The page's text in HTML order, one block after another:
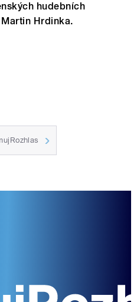
hudebních
Hrdinka.